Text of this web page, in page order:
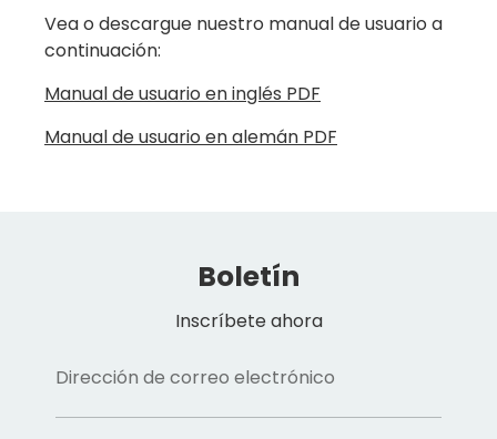
Vea o descargue nuestro manual de usuario a
continuación:
Manual de usuario en inglés PDF
Manual de usuario en alemán PDF
Boletín
Inscríbete ahora
Dirección de correo electrónico